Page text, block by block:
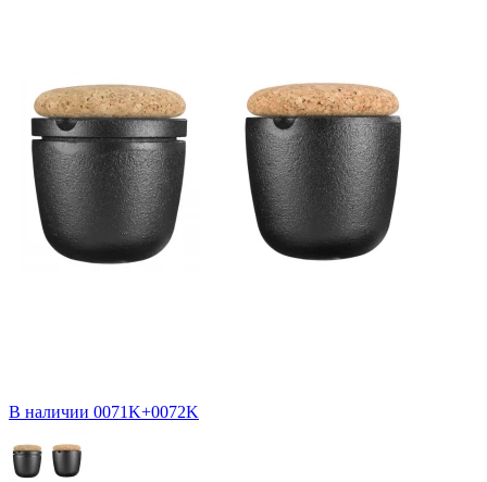
В наличии 0071K+0072K